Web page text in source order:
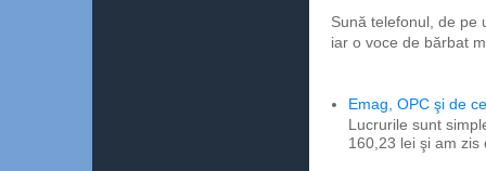
Sună telefonul, de pe
iar o voce de bărbat
Emag, OPC şi de
Lucrurile sunt
160,23 lei şi am